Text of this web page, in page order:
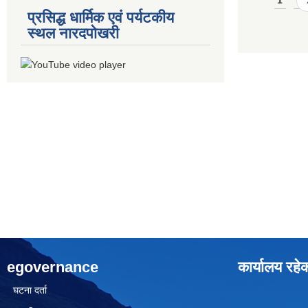
प्रसिद्ध धार्मिक एवं पर्यटकीय
स्थल नारदपोखरी
egovernance
घटना दर्ता
कार्यालय